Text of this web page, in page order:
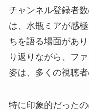
チャンネル登録者
は、水瓶ミアが感
ちを語る場面があ
り返りながら、フ
姿は、多くの視聴者
特に印象的だった